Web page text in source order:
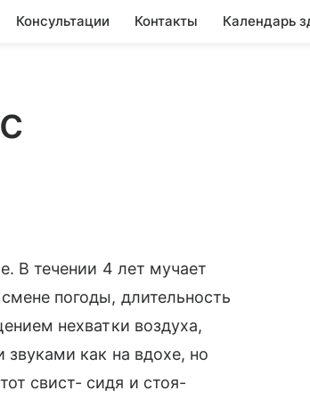
Консультации Контакты Календарь
В течении 4 лет мучает
погоды, длительность
нехватки воздуха,
как на вдохе, но
свист- сидя и стоя-